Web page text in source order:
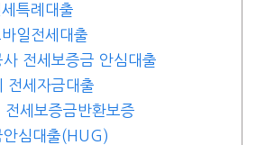
특례대출
일전세대출
전세보증금 안심대출
전세자금대출
세보증금반환보증
안심대출(HUG)